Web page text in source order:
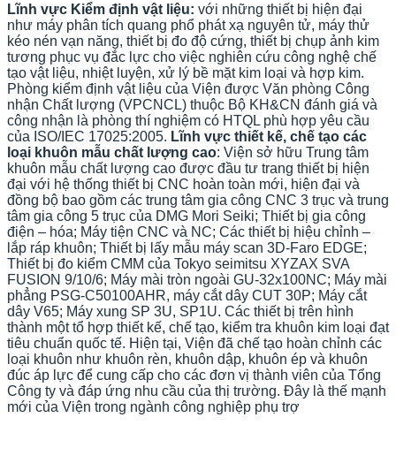
Lĩnh vực Kiểm định vật liệu: với những thiết bị hiện đại
như máy phân tích quang phổ phát xạ nguyên tử, máy thử
kéo nén vạn năng, thiết bị đo độ cứng, thiết bị chụp ảnh kim
tương phục vụ đắc lực cho việc nghiên cứu công nghệ chế
tạo vật liệu, nhiệt luyện, xử lý bề mặt kim loại và hợp kim.
Phòng kiểm định vật liệu của Viện được Văn phòng Công
nhận Chất lượng (VPCNCL) thuộc Bộ KH&CN đánh giá và
công nhận là phòng thí nghiệm có HTQL phù hợp yêu cầu
của ISO/IEC 17025:2005. Lĩnh vực thiết kế, chế tạo các
loại khuôn mẫu chất lượng cao: Viện sở hữu Trung tâm
khuôn mẫu chất lượng cao được đầu tư trang thiết bị hiện
đại với hệ thống thiết bị CNC hoàn toàn mới, hiện đại và
đồng bộ bao gồm các trung tâm gia công CNC 3 trục và trung
tâm gia công 5 trục của DMG Mori Seiki; Thiết bị gia công
điện – hóa; Máy tiện CNC và NC; Các thiết bị hiệu chỉnh –
lắp ráp khuôn; Thiết bị lấy mẫu máy scan 3D-Faro EDGE;
Thiết bị đo kiểm CMM của Tokyo seimitsu XYZAX SVA
FUSION 9/10/6; Máy mài tròn ngoài GU-32x100NC; Máy mài
phẳng PSG-C50100AHR, máy cắt dây CUT 30P; Máy cắt
dây V65; Máy xung SP 3U, SP1U. Các thiết bị trên hình
thành một tổ hợp thiết kế, chế tạo, kiểm tra khuôn kim loại đạt
tiêu chuẩn quốc tế. Hiện tại, Viện đã chế tạo hoàn chỉnh các
loại khuôn như khuôn rèn, khuôn dập, khuôn ép và khuôn
đúc áp lực để cung cấp cho các đơn vị thành viên của Tổng
Công ty và đáp ứng nhu cầu của thị trường. Đây là thế mạnh
mới của Viện trong ngành công nghiệp phụ trợ